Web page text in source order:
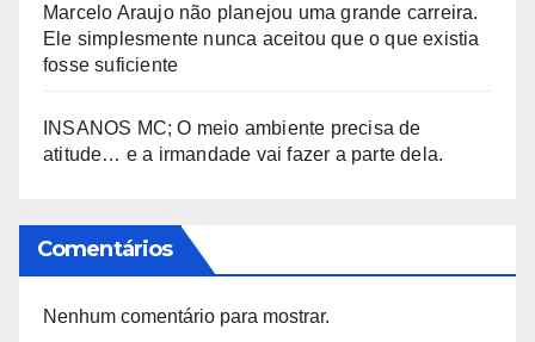
Marcelo Araujo não planejou uma grande carreira.
Ele simplesmente nunca aceitou que o que existia
fosse suficiente
INSANOS MC; O meio ambiente precisa de
atitude… e a irmandade vai fazer a parte dela.
Comentários
Nenhum comentário para mostrar.